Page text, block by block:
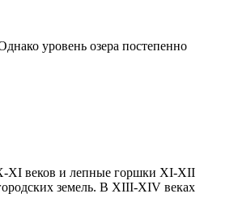
уровень озера постепенно
XI веков и лепные горшки XI-XII
земель. В XIII-XIV веках